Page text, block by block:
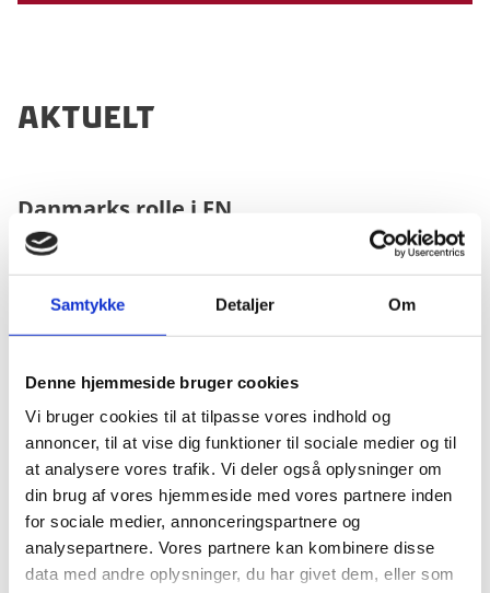
Samtykke Detaljer Om
Denne hjemmeside bruger cookies
Vi bruger cookies til at tilpasse vores indhold og
annoncer, til at vise dig funktioner til sociale medier og til
at analysere vores trafik. Vi deler også oplysninger om
din brug af vores hjemmeside med vores partnere inden
for sociale medier, annonceringspartnere og
analysepartnere. Vores partnere kan kombinere disse
data med andre oplysninger, du har givet dem, eller som
aktuelt
Danmarks rolle i FN
har Danmark over årene deltaget aktivt i og været en
hoved-bidragsyder til FN's arbejde. Det gælder inden
omfattende bidrag til fredsbevarende missioner og
været medlem af Sikkerheds-rådet senest i perioden
2005-2006 - samt inden for menneskerettigheder og
bæredygtig udvikling og fattigdomsbekæmpelse, hvor
Danmark har været en af de største donorer til FN.
Læs mere om Danmarks rolle i FN, her.